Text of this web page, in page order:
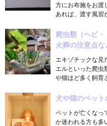
方にお布施をお渡
あれば、渡す風
爬虫類（ヘビ
火葬の注意点な
エキゾチックな見
エルといった爬虫
や猫ほど多く飼育
犬や猫のペッ
ペットが亡くなっ
か迷われる方も多